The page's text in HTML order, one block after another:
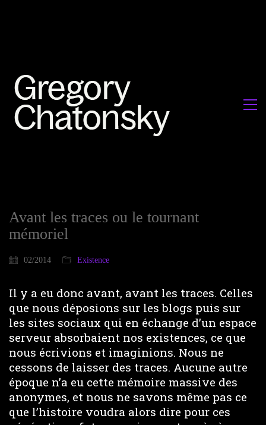
Avant les traces ou le tournant
mémoriel
02/2014 Existence
Il y a eu donc avant, avant les traces. Celles
que nous déposions sur les blogs puis sur
les sites sociaux qui en échange d’un espace
serveur absorbaient nos existences, ce que
nous écrivions et imaginions. Nous ne
cessons de laisser des traces. Aucune autre
époque n’a eu cette mémoire massive des
anonymes, et nous ne savons même pas ce
que l’histoire voudra alors dire pour ces